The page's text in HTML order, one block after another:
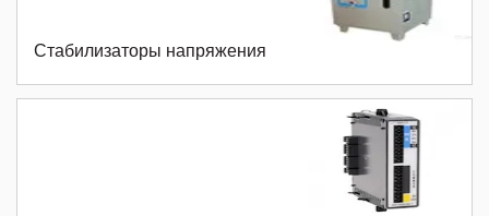
Стабилизаторы напряжения